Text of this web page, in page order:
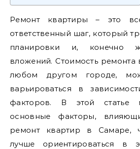
Ремонт квартиры – это
ответственный шаг, который
планировки и, конечно
вложений. Стоимость ремонта
любом другом городе,
варьироваться в
факторов. В этой статье
основные факторы,
ремонт квартир в Самаре,
лучше ориентироваться в